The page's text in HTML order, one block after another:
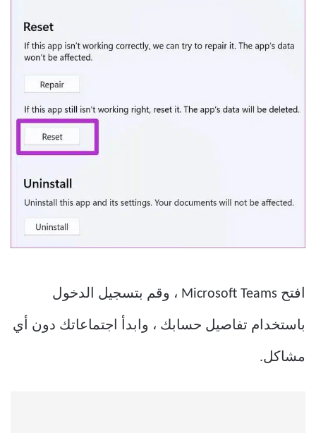
افتح Microsoft Teams ، وقم بتسجيل الدخول
باستخدام تفاصيل حسابك ، وابدأ اجتماعاتك دون أي
مشاكل.